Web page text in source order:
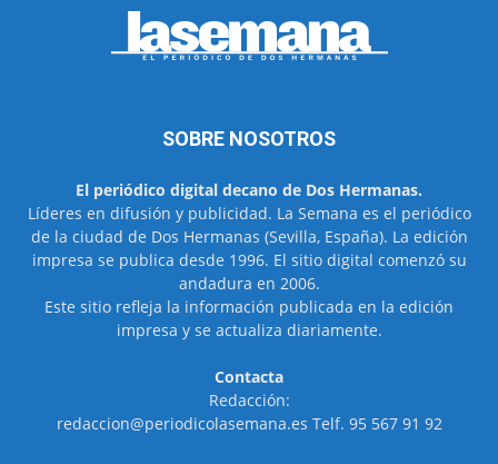
SOBRE NOSOTROS
El periódico digital decano de Dos Hermanas.
Líderes en difusión y publicidad. La Semana es el periódico
de la ciudad de Dos Hermanas (Sevilla, España). La edición
impresa se publica desde 1996. El sitio digital comenzó su
andadura en 2006.
Este sitio refleja la información publicada en la edición
impresa y se actualiza diariamente.
Contacta
Redacción:
redaccion@periodicolasemana.es Telf. 95 567 91 92